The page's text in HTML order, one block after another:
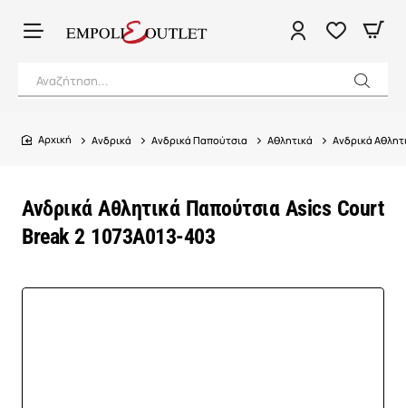
Αναζήτηση...
Ανδρικά Αθλητικά Παπούτσια Asics Court
Break 2 1073A013-403
home
Ανδρικά Ανδρικά Παπούτσια Αθλητικά Ανδρικά